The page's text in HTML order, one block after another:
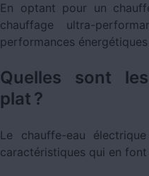
En optant pour un
chauffage ultra-
performances
Quelles sont
plat ?
Le chauffe-eau
caractéristiques qui en